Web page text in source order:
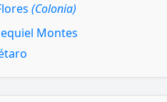
(Colonia)
Montes